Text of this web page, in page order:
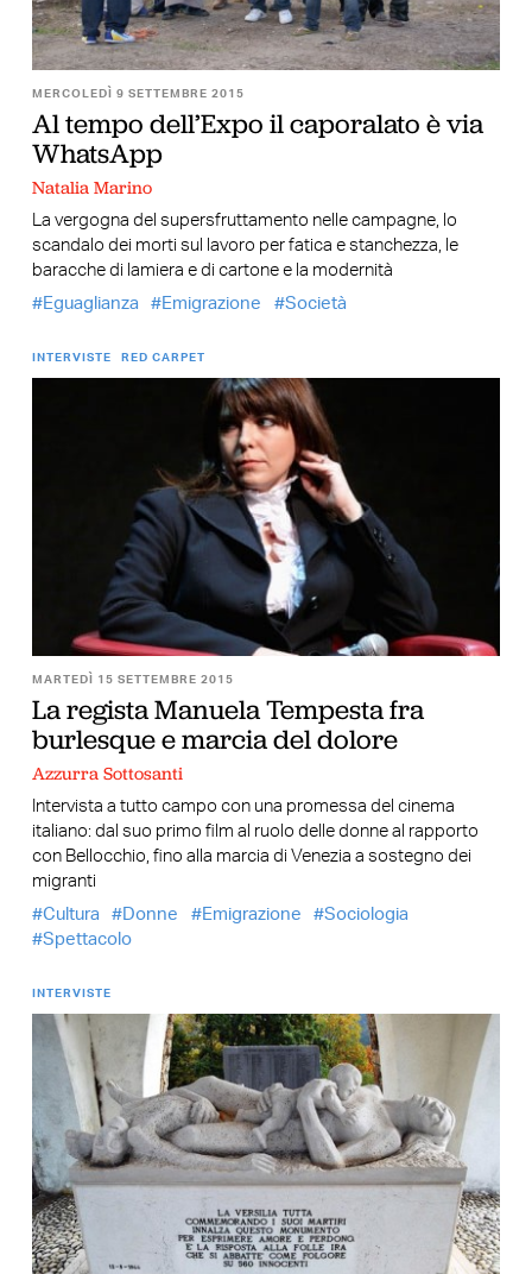
MERCOLEDÌ 9 SETTEMBRE 2015
Al tempo dell’Expo il caporalato è via
WhatsApp
Natalia Marino
La vergogna del supersfruttamento nelle campagne, lo
scandalo dei morti sul lavoro per fatica e stanchezza, le
baracche di lamiera e di cartone e la modernità
Eguaglianza
Emigrazione Società
INTERVISTE RED CARPET
MARTEDÌ 15 SETTEMBRE 2015
La regista Manuela Tempesta fra
burlesque e marcia del dolore
Azzurra Sottosanti
Intervista a tutto campo con una promessa del cinema
italiano: dal suo primo film al ruolo delle donne al rapporto
con Bellocchio, fino alla marcia di Venezia a sostegno dei
migranti
Cultura
Donne Emigrazione
Sociologia
Spettacolo
INTERVISTE